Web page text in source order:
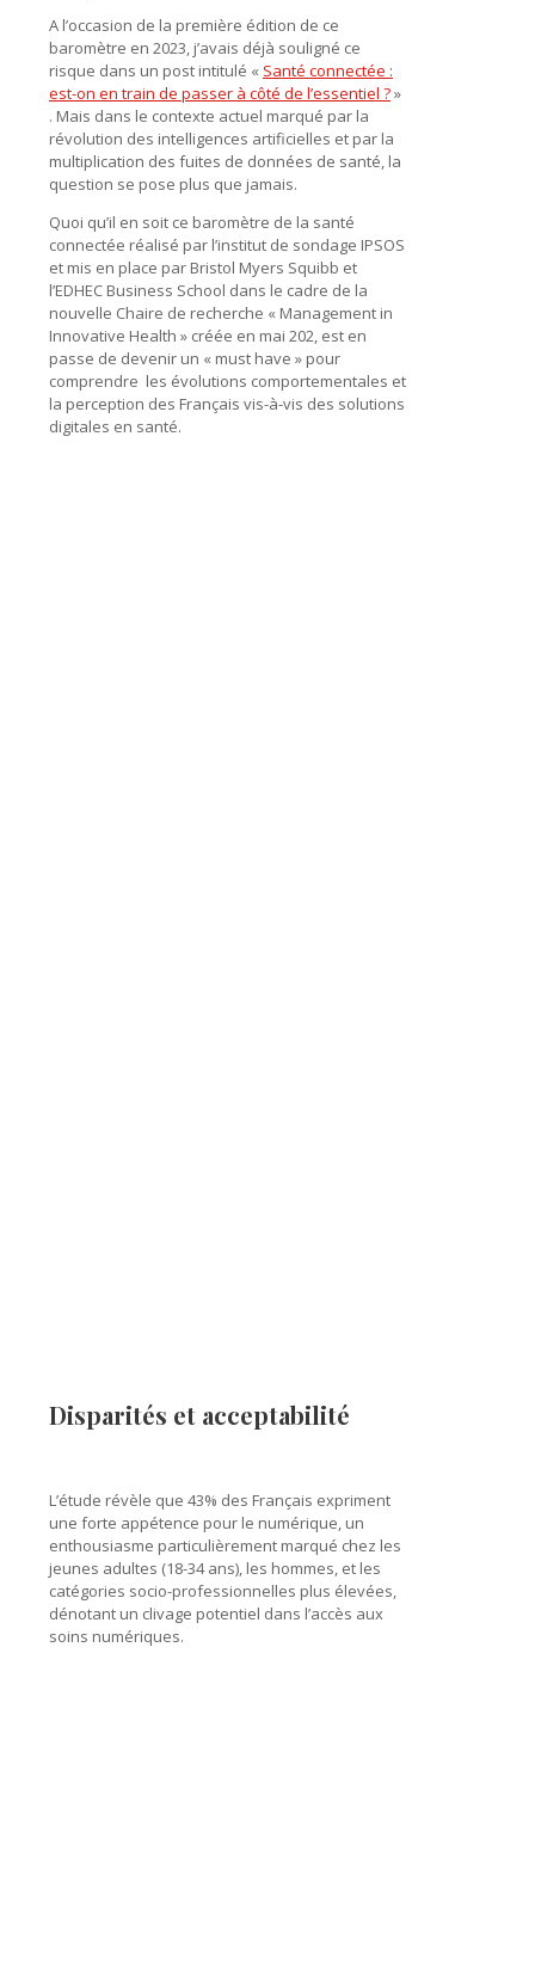
A l’occasion de la première édition de ce
baromètre en 2023, j’avais déjà souligné ce
risque dans un post intitulé « Santé connectée :
est-on en train de passer à côté de l’essentiel ?»
. Mais dans le contexte actuel marqué par la
révolution des intelligences artificielles et par la
multiplication des fuites de données de santé, la
question se pose plus que jamais.
Quoi qu’il en soit ce baromètre de la santé
connectée réalisé par l’institut de sondage IPSOS
et mis en place par Bristol Myers Squibb et
l’EDHEC Business School dans le cadre de la
nouvelle Chaire de recherche « Management in
Innovative Health » créée en mai 202, est en
passe de devenir un « must have » pour
comprendre les évolutions comportementales et
la perception des Français vis-à-vis des solutions
digitales en santé.
Disparités et acceptabilité
L’étude révèle que 43% des Français expriment
une forte appétence pour le numérique, un
enthousiasme particulièrement marqué chez les
jeunes adultes (18-34 ans), les hommes, et les
catégories socio-professionnelles plus élevées,
dénotant un clivage potentiel dans l’accès aux
soins numériques.